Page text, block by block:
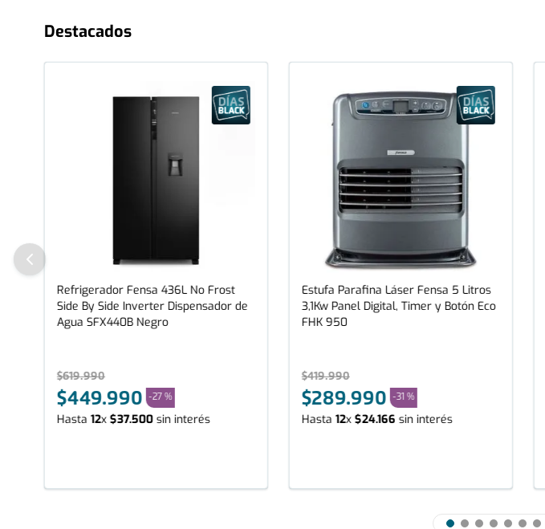
Destacados
Refrigerador Fensa 436L No Frost
Side By Side Inverter Dispensador de
Agua SFX440B Negro
$619.990
$449.990 -27 %
Hasta 12x $37.500sin interés
Estufa Parafina Láser Fensa 5 Litros
3,1Kw Panel Digital, Timer y Botón Eco
FHK 950
$419.990
$289.990 -31 %
Hasta 12x $24.166 sin interés